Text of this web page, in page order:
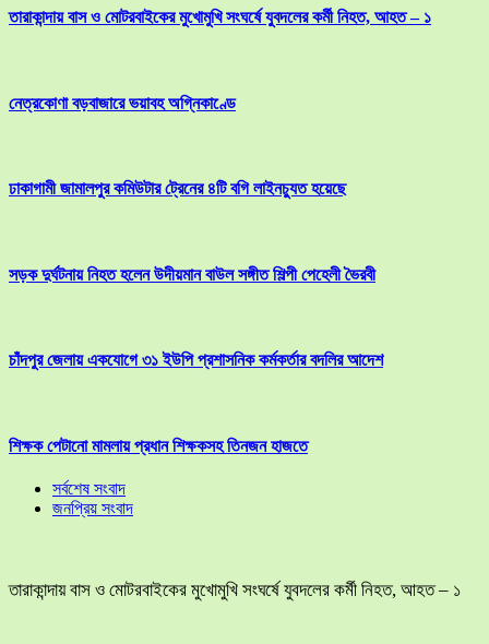
তারাকান্দায় বাস ও মোটরবাইকের মুখোমুখি সংঘর্ষে যুবদলের কর্মী নিহত, আহত – ১
নেত্রকোণা বড়বাজারে ভয়াবহ অগ্নিকাণ্ডে
ঢাকাগামী জামালপুর কমিউটার ট্রেনের ৪টি বগি লাইনচ্যুত হয়েছে
সড়ক দুর্ঘটনায় নিহত হলেন উদীয়মান বাউল সঙ্গীত শিল্পী পেহেলী ভৈরবী
চাঁদপুর জেলায় একযোগে ৩১ ইউপি প্রশাসনিক কর্মকর্তার বদলির আদেশ
শিক্ষক পেটানো মামলায় প্রধান শিক্ষকসহ তিনজন হাজতে
সর্বশেষ সংবাদ
জনপ্রিয় সংবাদ
তারাকান্দায় বাস ও মোটরবাইকের মুখোমুখি সংঘর্ষে যুবদলের কর্মী নিহত, আহত – ১